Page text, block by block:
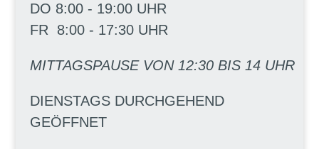
DO 8:00 - 19:00 UHR
FR 8:00 - 17:30 UHR
MITTAGSPAUSE VON 12:30 BIS 14 UHR
DIENSTAGS DURCHGEHEND
GEÖFFNET